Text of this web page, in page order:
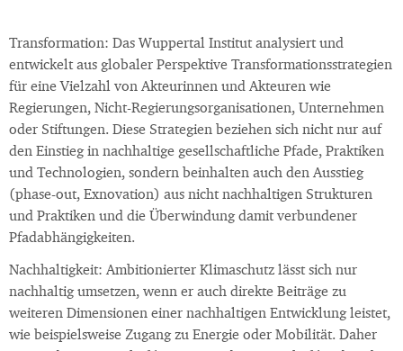
Transformation: Das Wuppertal Institut analysiert und
entwickelt aus globaler Perspektive Transformationsstrategien
für eine Vielzahl von Akteurinnen und Akteuren wie
Regierungen, Nicht-Regierungsorganisationen, Unternehmen
oder Stiftungen. Diese Strategien beziehen sich nicht nur auf
den Einstieg in nachhaltige gesellschaftliche Pfade, Praktiken
und Technologien, sondern beinhalten auch den Ausstieg
(phase-out, Exnovation) aus nicht nachhaltigen Strukturen
und Praktiken und die Überwindung damit verbundener
Pfadabhängigkeiten.
Nachhaltigkeit: Ambitionierter Klimaschutz lässt sich nur
nachhaltig umsetzen, wenn er auch direkte Beiträge zu
weiteren Dimensionen einer nachhaltigen Entwicklung leistet,
wie beispielsweise Zugang zu Energie oder Mobilität. Daher